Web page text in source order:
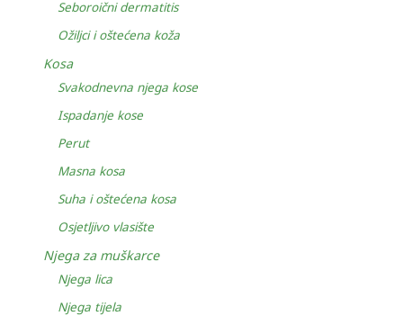
Seboroični dermatitis
Ožiljci i oštećena koža
Kosa
Svakodnevna njega kose
Ispadanje kose
Perut
Masna kosa
Suha i oštećena kosa
Osjetljivo vlasište
Njega za muškarce
Njega lica
Njega tijela